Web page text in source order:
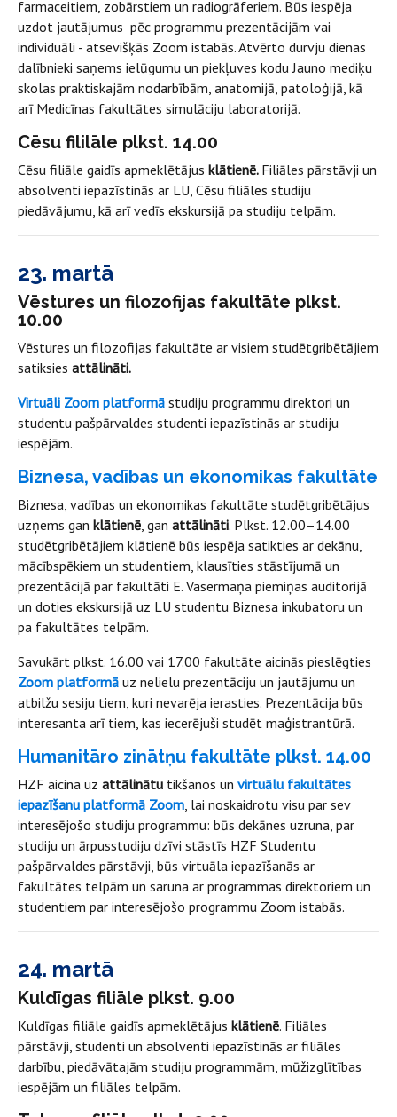
farmaceitiem, zobārstiem un radiogrāferiem. Būs iespēja
uzdot jautājumus pēc programmu prezentācijām vai
individuāli - atsevišķās Zoom istabās. Atvērto durvju dienas
dalībnieki saņems ielūgumu un piekļuves kodu Jauno mediķu
skolas praktiskajām nodarbībām, anatomijā, patoloģijā, kā
arī Medicīnas fakultātes simulāciju laboratorijā.
Cēsu fililāle plkst. 14.00
Cēsu filiāle gaidīs apmeklētājus klātienē. Filiāles pārstāvji un
absolventi iepazīstinās ar LU, Cēsu filiāles studiju
piedāvājumu, kā arī vedīs ekskursijā pa studiju telpām.
23. martā
Vēstures un filozofijas fakultāte plkst.
10.00
Vēstures un filozofijas fakultāte ar visiem studētgribētājiem
satiksies attālināti.
Virtuāli Zoom platformā studiju programmu direktori un
studentu pašpārvaldes studenti iepazīstinās ar studiju
iespējām.
Biznesa, vadības un ekonomikas fakultāte
Biznesa, vadības un ekonomikas fakultāte studētgribētājus
uzņems gan klātienē, gan attālināti. Plkst. 12.00–14.00
studētgribētājiem klātienē būs iespēja satikties ar dekānu,
mācībspēkiem un studentiem, klausīties stāstījumā un
prezentācijā par fakultāti E. Vasermaņa piemiņas auditorijā
un doties ekskursijā uz LU studentu Biznesa inkubatoru un
pa fakultātes telpām.
Savukārt plkst. 16.00 vai 17.00 fakultāte aicinās pieslēgties
Zoom platformā uz nelielu prezentāciju un jautājumu un
atbilžu sesiju tiem, kuri nevarēja ierasties. Prezentācija būs
interesanta arī tiem, kas iecerējuši studēt maģistrantūrā.
Humanitāro zinātņu fakultāte plkst. 14.00
HZF aicina uz attālinātu tikšanos un virtuālu fakultātes
iepazīšanu platformā Zoom, lai noskaidrotu visu par sev
interesējošo studiju programmu: būs dekānes uzruna, par
studiju un ārpusstudiju dzīvi stāstīs HZF Studentu
pašpārvaldes pārstāvji, būs virtuāla iepazīšanās ar
fakultātes telpām un saruna ar programmas direktoriem un
studentiem par interesējošo programmu Zoom istabās.
24. martā
Kuldīgas filiāle plkst. 9.00
Kuldīgas filiāle gaidīs apmeklētājus klātienē. Filiāles
pārstāvji, studenti un absolventi iepazīstinās ar filiāles
darbību, piedāvātajām studiju programmām, mūžizglītības
iespējām un filiāles telpām.